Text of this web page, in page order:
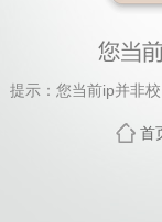
提示：您当前ip并非
首